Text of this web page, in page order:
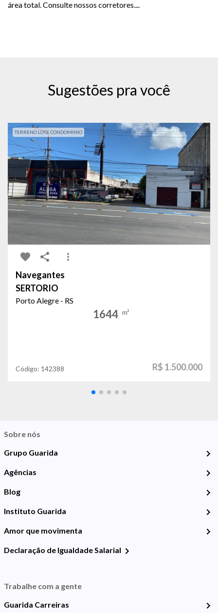
área total. Consulte nossos corretores....
Sugestões pra você
TERRENO LOTE CONDOMINIO
Navegantes
SERTORIO
Porto Alegre - RS
1644 m²
Código: 142388 R$ 1.500.000
Sobre nós
Grupo Guarida
Agências
Blog
Instituto Guarida
Amor que movimenta
Declaração de Igualdade Salarial
Trabalhe com a gente
Guarida Carreiras